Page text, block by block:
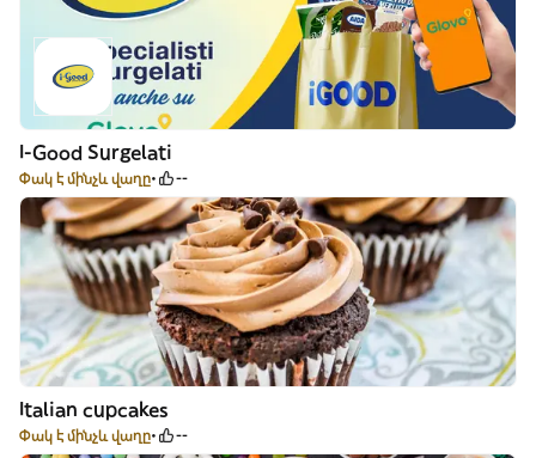
I-Good Surgelati
Փակ է մինչև վաղը --
Italian cupcakes
Փակ է մինչև վաղը --